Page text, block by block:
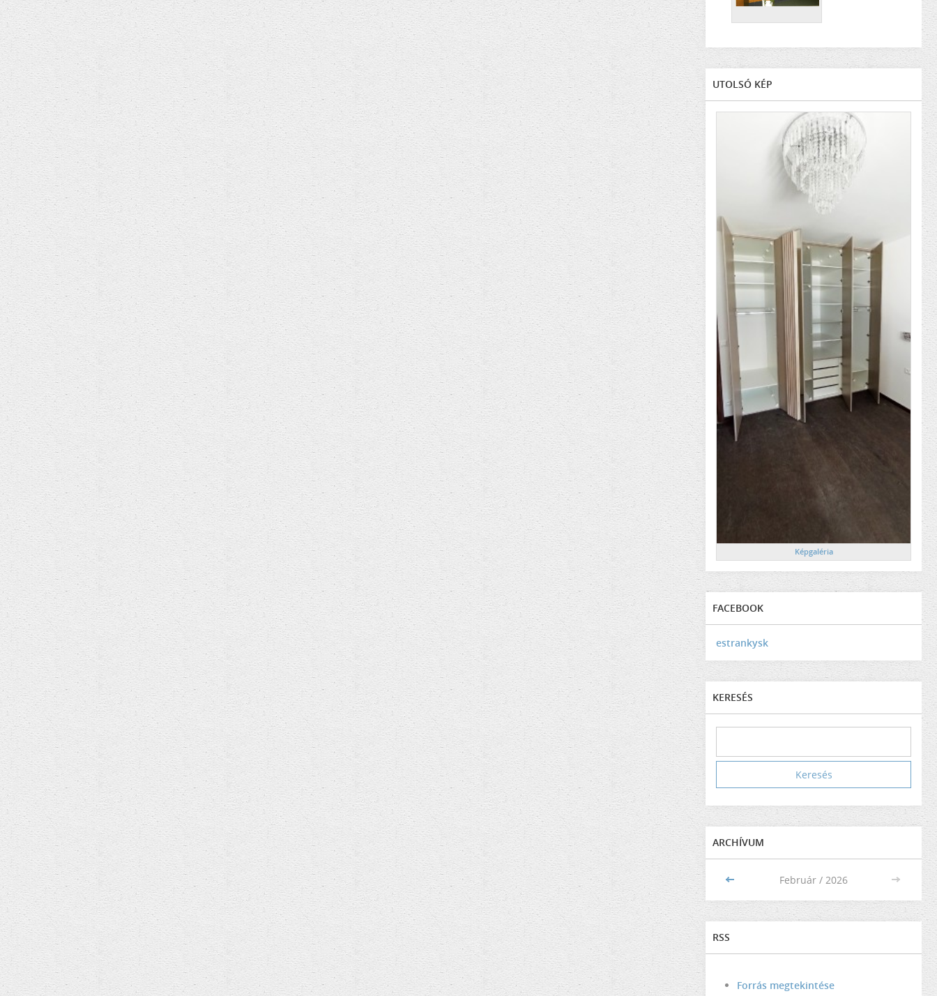
UTOLSÓ KÉP
Képgaléria
FACEBOOK
estrankysk
KERESÉS
ARCHÍVUM
<< Február / 2026 >>
RSS
Forrás megtekintése